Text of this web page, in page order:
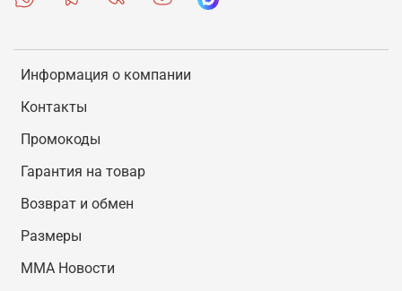
Информация о компании
Контакты
Промокоды
Гарантия на товар
Возврат и обмен
Размеры
MMA Новости